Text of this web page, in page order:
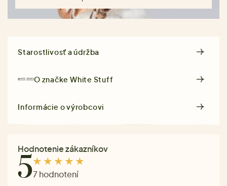
Starostlivosť a údržba
O značkeWhite Stuff
Informácie o výrobcovi
Hodnotenie zákazníkov
57 hodnotení